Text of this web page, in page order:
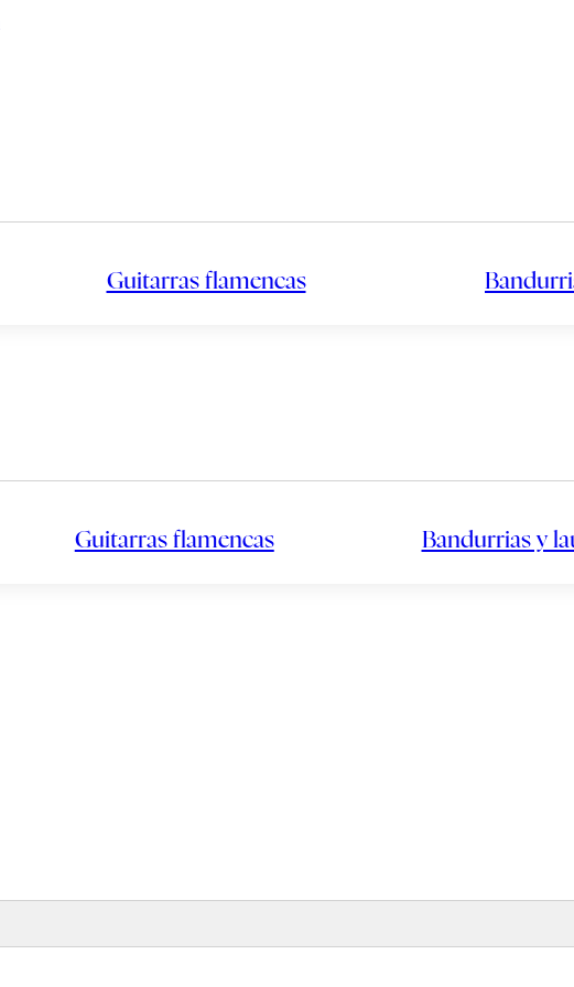
Guitarras flamencas
Guitarras flamencas Bandurrias y